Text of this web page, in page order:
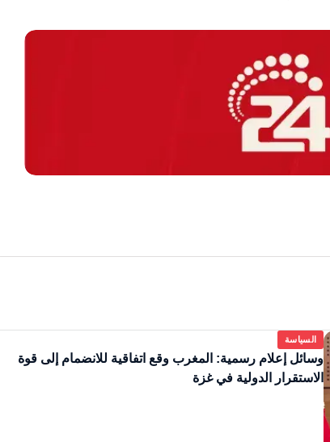
السياسة
وسائل إعلام رسمية: المغرب وقع اتفاقية للانضمام إلى قوة
الاستقرار الدولية في غزة